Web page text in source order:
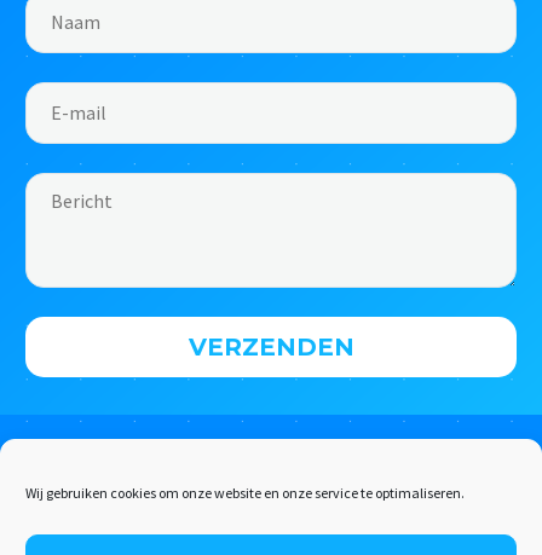
Wij gebruiken cookies om onze website en onze service te optimaliseren.